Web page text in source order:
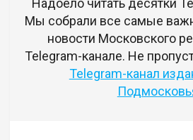
Надоело читать десятки
Мы собрали все самые
новости Московского
Telegram-канале. Не
Telegram-канал